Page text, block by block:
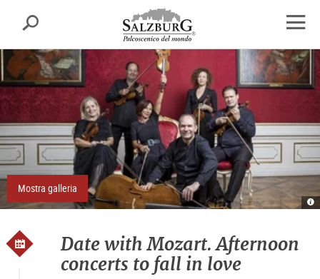
sr.skipnav.Zum
Inhalt
springen
sr.skipnav.Zum
Hauptmenü
springen
sr.skipnav.Zu
den
Kontaktinformationen
cerca
di
Mostra galleria
Date with Mozart. Afternoon
concerts to fall in love